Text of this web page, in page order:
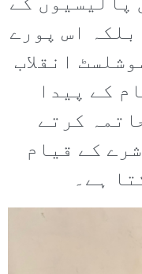
اس پورے
انقلاب
کے پیدا
کرتے
کے قیام
ہے۔